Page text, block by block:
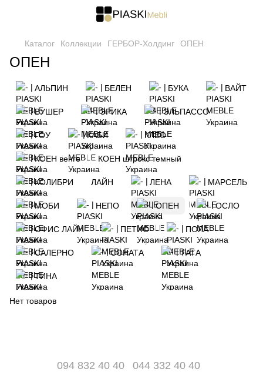
Каталог Коллекции ГЕРБОР-Холдинг ОПЕН
ОПЕН
АЛЬПИН БЕЛЕН БУКА ВАЙТ
ВУШЕР ЭРИКА ЭЛЬПАССО
ГОУ КАБИ КЛЕО
КОЕН венге КОЕН штрокс темный
КОЛИБРИ ЛАЙН ЛЕНА МАРСЕЛЬ
МОБИ НЕПО ОПЕН ОСЛО
ОФИС ЛАЙН ПЕТИО ПОЛА
САЛЕРНО СОНАТА ТАТА
ТИНА
Нет товаров
094 832 40 40 044 332 40 40